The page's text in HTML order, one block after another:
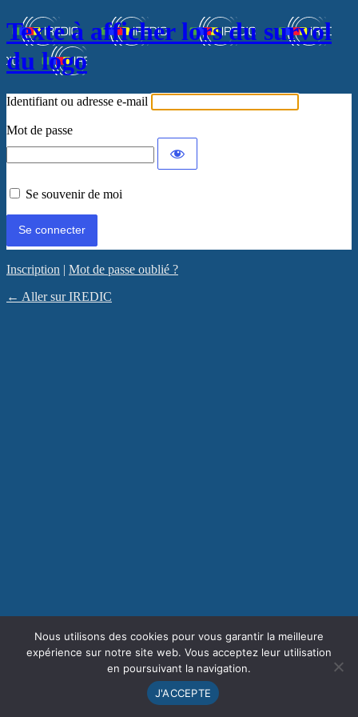
Texte à afficher lors du survol
du logo
Identifiant ou adresse e-mail
Mot de passe
Se souvenir de moi
Inscription | Mot de passe oublié ?
← Aller sur IREDIC
Nous utilisons des cookies pour vous garantir la meilleure
expérience sur notre site web. Vous acceptez leur utilisation
en poursuivant la navigation.
J'ACCEPTE